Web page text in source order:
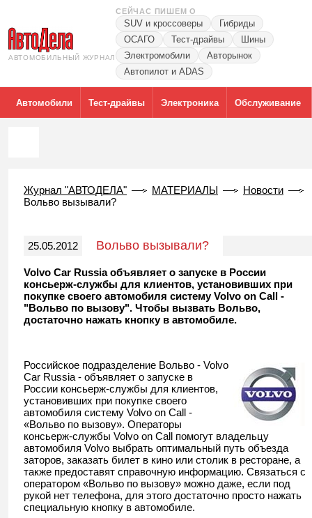
АВТОМОБИЛЬНЫЙ ЖУРНАЛ
СЕЙЧАС ПИШЕМ О
SUV и кроссоверы
Гибриды
ОСАГО
Тест-драйвы
Шины
Электромобили
Авторынок
Автопилот и ADAS
Автомобили Тест-драйвы Электроника Обслуживание
Журнал "АВТОДЕЛА" МАТЕРИАЛЫ
Новости
Вольво вызывали?
25.05.2012 Вольво вызывали?
Volvo Car Russia объявляет о запуске в России
консьерж-службы для клиентов, установивших при
покупке своего автомобиля систему Volvo on Call -
"Вольво по вызову". Чтобы вызвать Вольво,
достаточно нажать кнопку в автомобиле.
Российское подразделение Вольво - Volvo
Car Russia - объявляет о запуске в
России консьерж-службы для клиентов,
установивших при покупке своего
автомобиля систему Volvo on Call -
«Вольво по вызову». Операторы
консьерж-службы Volvo on Call помогут владельцу
автомобиля Volvo выбрать оптимальный путь объезда
заторов, заказать билет в кино или столик в ресторане, а
также предоставят справочную информацию. Связаться с
оператором «Вольво по вызову» можно даже, если под
рукой нет телефона, для этого достаточно просто нажать
специальную кнопку в автомобиле.